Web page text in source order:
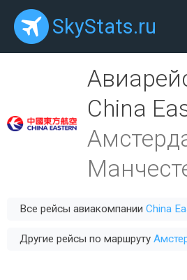
SkyStats.ru
China
Все рейсы авиакомпании China
Другие рейсы по маршруту